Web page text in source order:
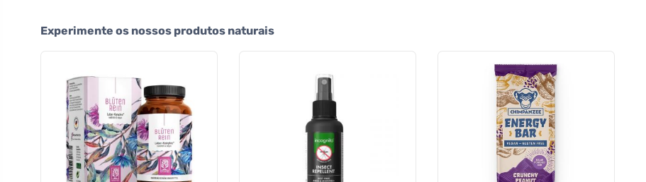
Experimente os nossos produtos naturais